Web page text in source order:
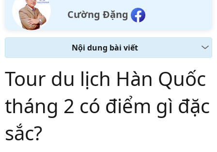
Cường Đặng
Nội dung bài viết
Tour du lịch Hàn Quốc
tháng 2 có điểm gì đặc
sắc?